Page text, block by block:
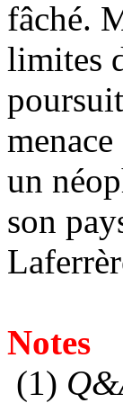
fâché.
limites
un
son
Notes
(1)